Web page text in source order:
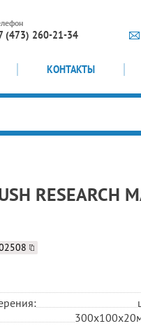
(473) 260-21-34
КОНТАКТЫ
RESEARCH